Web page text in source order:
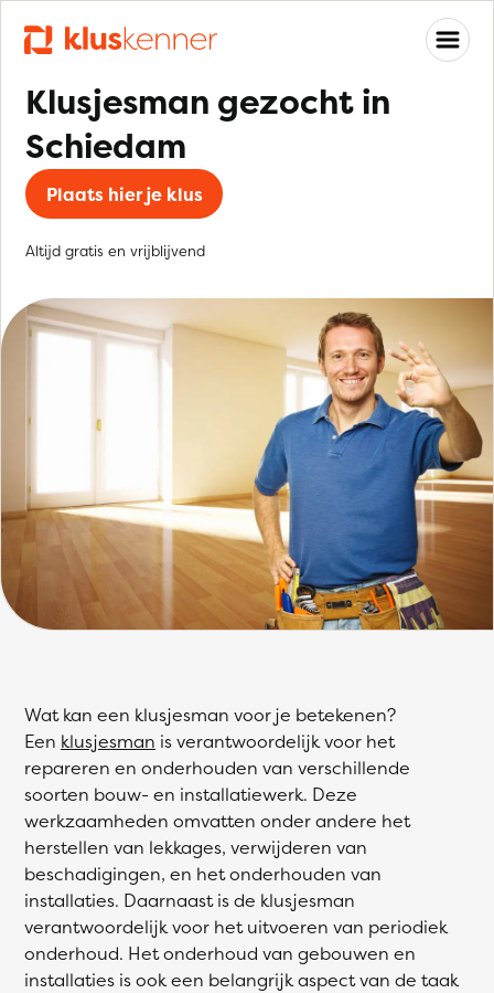
Klusjesman gezocht in
Schiedam
Plaats hier je klus
Altijd gratis en vrijblijvend
Wat kan een klusjesman voor je betekenen?
Een klusjesman is verantwoordelijk voor het
repareren en onderhouden van verschillende
soorten bouw- en installatiewerk. Deze
werkzaamheden omvatten onder andere het
herstellen van lekkages, verwijderen van
beschadigingen, en het onderhouden van
installaties. Daarnaast is de klusjesman
verantwoordelijk voor het uitvoeren van periodiek
onderhoud. Het onderhoud van gebouwen en
installaties is ook een belangrijk aspect van de taak